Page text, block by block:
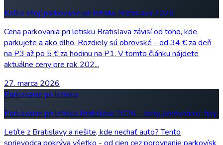
Koľko stojí parkovanie pri letisku Bratislava 2026
Cena parkovania pri letisku Bratislava závisí od toho, kde
parkujete a ako dlho. Rozdiely sú obrovské - od 34 € za deň
na P3 až po 5 € za hodinu na P1. V tomto článku nájdete
aktuálne ceny pre rok 202...
27. marca 2026
Parkovanie pri letisku
Parkovanie pri letisku Bratislava 2026 - ceny, porovnanie, tipy
Letíte z Bratislavy a riešite, kde nechať auto? Tento